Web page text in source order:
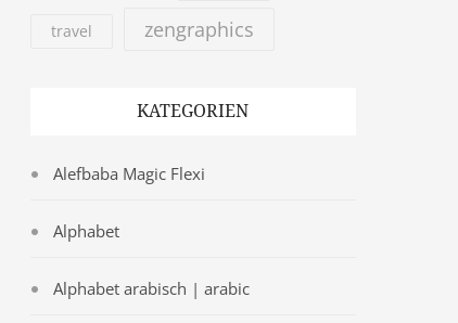
travel zengraphics
KATEGORIEN
Alefbaba Magic Flexi
Alphabet
Alphabet arabisch | arabic